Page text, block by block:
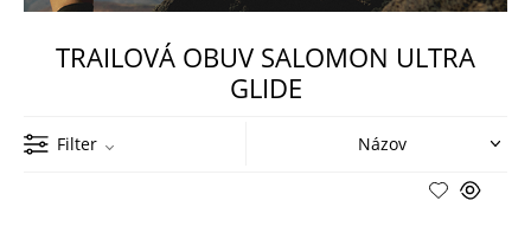
TRAILOVÁ OBUV SALOMON ULTRA
GLIDE
Filter